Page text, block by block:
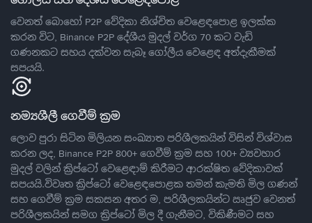
වෙනත් බොහෝ P2P වේදිකා නිශ්චිත වෙළෙඳපොළ ඉලක්ක
කරන විට, Binance P2P දේශීය මුදල් වර්ග 70 කට වැඩි
ගණනකට සහය දක්වන සැබෑ ගෝලීය වෙළෙඳ අත්දැකීමක්
සපයයි.
නම්‍යශීලී ගෙවීම් ක්‍රම
ලොව පුරා සිටින මිලියන සංඛ්‍යාත පරිශීලකයින් විසින් විශ්වාස
කරන ලද, Binance P2P 800+ ගෙවීම් ක්‍රම සහ 100+ ව්‍යවහාර
මුදල් වලින් ක්‍රිප්ටෝ වෙළෙඳාම් කිරීමට ආරක්ෂිත වේදිකාවක්
සපයයි.විවෘත ක්‍රිප්ටෝ වෙළෙඳපොළක තමන් කැමති මිල ගණන්
සහ ගෙවීම් ක්‍රම සකසන අතර ම, පරිශීලකයින්ට ඍජුව වෙනත්
පරිශීලකයින් සමග ක්‍රිප්ටෝ මිල දී ගැනීමට, විකිණීමට සහ